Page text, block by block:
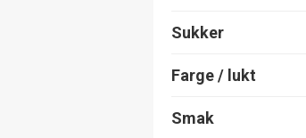
Sukker
Farge / lukt
Smak